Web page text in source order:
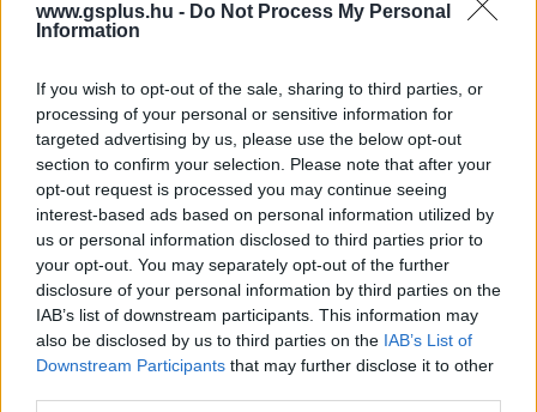
www.gsplus.hu - Do Not Process My Personal
Information
If you wish to opt-out of the sale, sharing to third parties, or
processing of your personal or sensitive information for
targeted advertising by us, please use the below opt-out
section to confirm your selection. Please note that after your
opt-out request is processed you may continue seeing
interest-based ads based on personal information utilized by
us or personal information disclosed to third parties prior to
your opt-out. You may separately opt-out of the further
disclosure of your personal information by third parties on the
IAB’s list of downstream participants. This information may
also be disclosed by us to third parties on the IAB’s List of
Downstream Participants that may further disclose it to other
Csirke - Szombaton egy autós rendezvényen
versenyeztetem a népet F1 2017-ben. Akadnak itt ügyes
fiatal pilóták, de Szujó Zoltán pályacsúcsát (aki